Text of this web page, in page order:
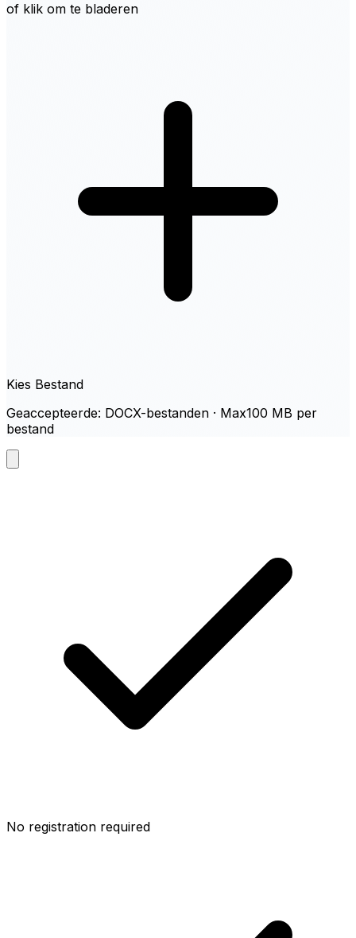
of klik om te bladeren
Kies Bestand
Geaccepteerde: DOCX-bestanden · Max100 MB per
bestand
No registration required